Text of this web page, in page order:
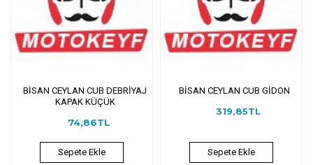
BİSAN CEYLAN CUB DEBRİYAJ
KAPAK KÜÇÜK
74,86TL
Sepete Ekle
BİSAN CEYLAN CUB GİDON
319,85TL
Sepete Ekle